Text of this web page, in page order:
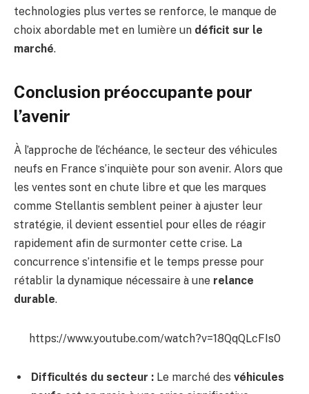
technologies plus vertes se renforce, le manque de
choix abordable met en lumière un déficit sur le
marché.
Conclusion préoccupante pour
l’avenir
À l’approche de l’échéance, le secteur des véhicules
neufs en France s’inquiète pour son avenir. Alors que
les ventes sont en chute libre et que les marques
comme Stellantis semblent peiner à ajuster leur
stratégie, il devient essentiel pour elles de réagir
rapidement afin de surmonter cette crise. La
concurrence s’intensifie et le temps presse pour
rétablir la dynamique nécessaire à une relance
durable.
https://www.youtube.com/watch?v=18QqQLcFIs0
Difficultés du secteur : Le marché des véhicules